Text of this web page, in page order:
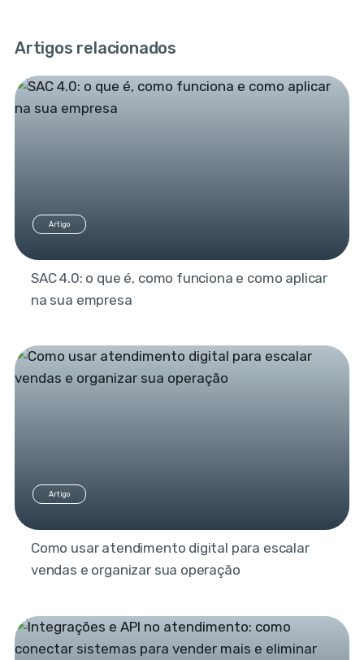
Artigos relacionados
Artigo
SAC 4.0: o que é, como funciona e como aplicar
na sua empresa
Artigo
Como usar atendimento digital para escalar
vendas e organizar sua operação